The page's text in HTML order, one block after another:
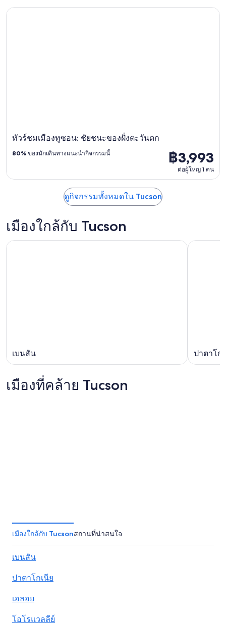
ทัวร์ชมเมืองทูซอน: ชัยชนะของฝั่งตะวันตก
฿3,993
ต่อผู้ใหญ่ 1 คน
80% ของนักเดินทางแนะนำกิจกรรมนี้
ทัวร์ชมเมืองทูซอน: ชัยชนะของฝั่งตะวันตก
ดูกิจกรรมทั้งหมดใน Tucson
เมืองใกล้กับ Tucson
เบนสัน ปาตาโก
เมืองที่คล้าย Tucson
เมืองใกล้กับ Tucsonสถานที่น่าสนใจ
เบนสัน
ปาตาโกเนีย
เอลอย
โอโรแวลลีย์